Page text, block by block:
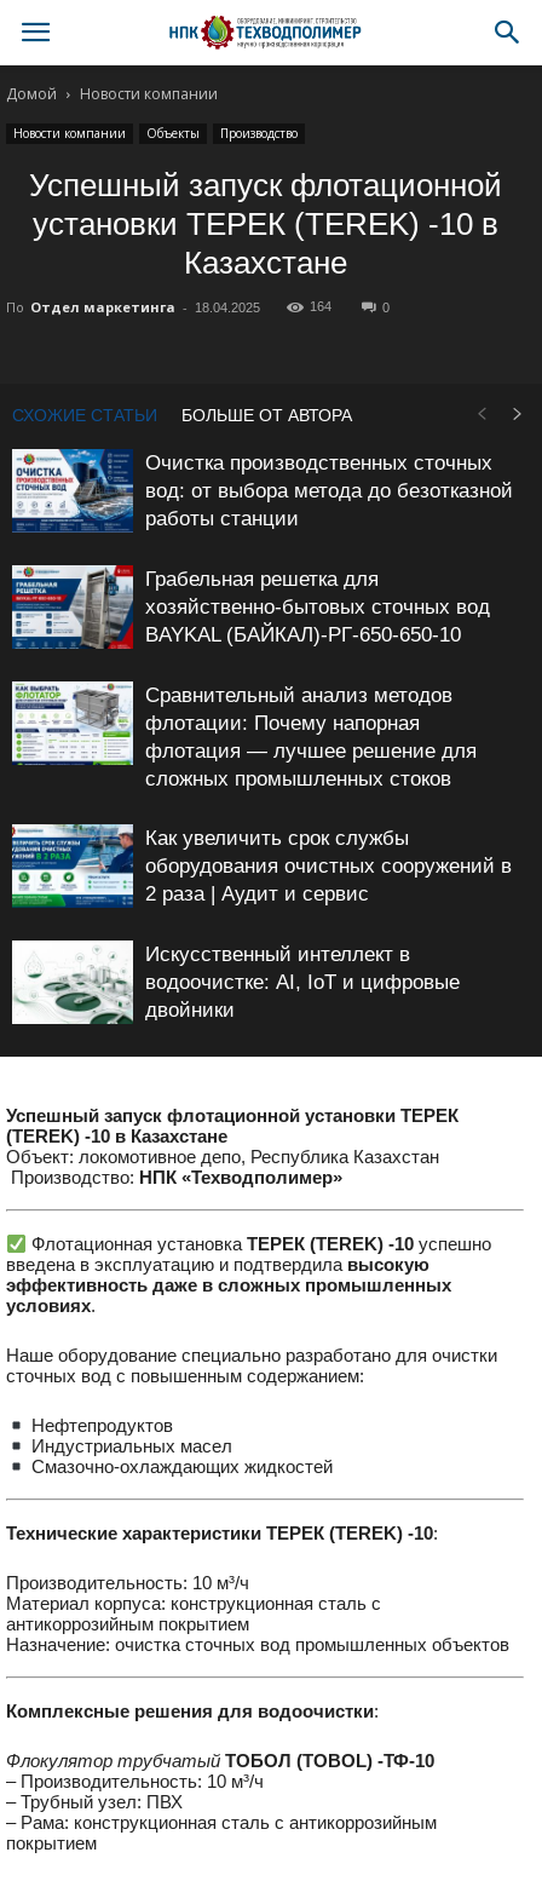
Домой Новости компании
Новости компании Объекты Производство
Успешный запуск флотационной
установки ТЕРЕК (TEREK) -10 в
Казахстане
По Отдел маркетинга - 18.04.2025 164 0
СХОЖИЕ СТАТЬИ БОЛЬШЕ ОТ АВТОРА
Очистка производственных сточных
вод: от выбора метода до безотказной
работы станции
Грабельная решетка для
хозяйственно-бытовых сточных вод
BAYKAL (БАЙКАЛ)-РГ-650-650-10
Сравнительный анализ методов
флотации: Почему напорная
флотация — лучшее решение для
сложных промышленных стоков
Как увеличить срок службы
оборудования очистных сооружений в
2 раза | Аудит и сервис
Искусственный интеллект в
водоочистке: AI, IoT и цифровые
двойники
Успешный запуск флотационной установки ТЕРЕК
(TEREK) -10 в Казахстане
Объект: локомотивное депо, Республика Казахстан
️ Производство: НПК «Техводполимер»
Флотационная установкаТЕРЕК (TEREK)-10 успешно
введена в эксплуатацию и подтвердила высокую
эффективность даже в сложных промышленных
условиях.
Наше оборудование специально разработано для очистки
сточных вод с повышенным содержанием:
Нефтепродуктов
Индустриальных масел
Смазочно-охлаждающих жидкостей
Технические характеристики ТЕРЕК (TEREK) -10:
Производительность: 10 м³/ч
Материал корпуса: конструкционная сталь с
антикоррозийным покрытием
Назначение: очистка сточных вод промышленных объектов
Комплексные решения для водоочистки:
Флокулятор трубчатый ТОБОЛ (TOBOL) -ТФ-10
– Производительность: 10 м³/ч
– Трубный узел: ПВХ
– Рама: конструкционная сталь с антикоррозийным
покрытием